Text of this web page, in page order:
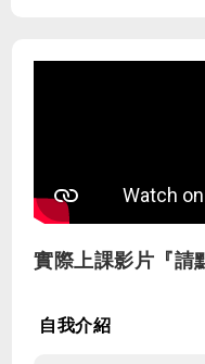
實際上課影片『請
自我介紹